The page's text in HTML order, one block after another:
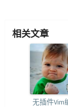
相关文章
无插件Vim